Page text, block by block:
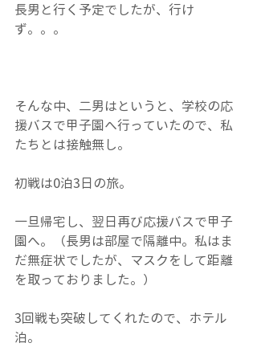
長男と行く予定でしたが、行け
ず。。。
そんな中、二男はというと、学校の応
援バスで甲子園へ行っていたので、私
たちとは接触無し。
初戦は0泊3日の旅。
一旦帰宅し、翌日再び応援バスで甲子
園へ。（長男は部屋で隔離中。私はま
だ無症状でしたが、マスクをして距離
を取っておりました。）
3回戦も突破してくれたので、ホテル
泊。